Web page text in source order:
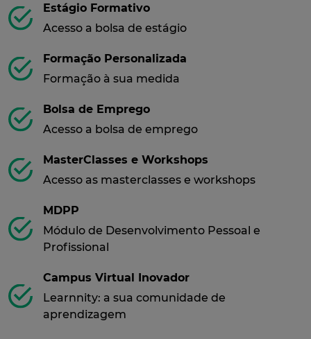
Estágio Formativo
Acesso a bolsa de estágio
Formação Personalizada
Formação à sua medida
Bolsa de Emprego
Acesso a bolsa de emprego
MasterClasses e Workshops
Acesso as masterclasses e workshops
MDPP
Módulo de Desenvolvimento Pessoal e
Profissional
Campus Virtual Inovador
Learnnity: a sua comunidade de
aprendizagem